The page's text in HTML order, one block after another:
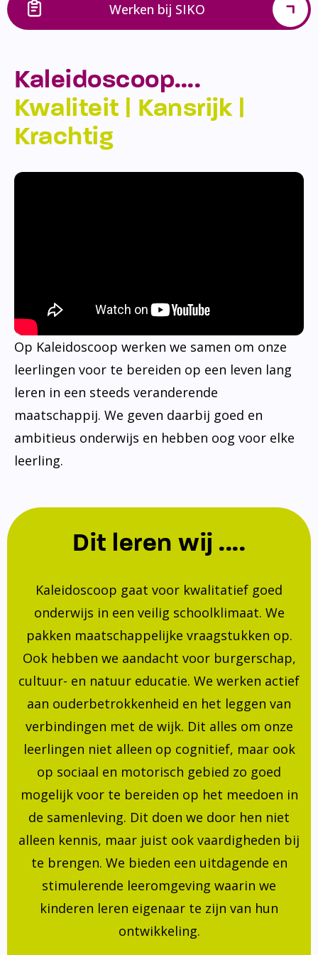
Werken bij SIKO
Kaleidoscoop….
Kwaliteit | Kansrijk |
Krachtig
Op Kaleidoscoop werken we samen om onze
leerlingen voor te bereiden op een leven lang
leren in een steeds veranderende
maatschappij. We geven daarbij goed en
ambitieus onderwijs en hebben oog voor elke
leerling.
Dit leren wij ....
Kaleidoscoop gaat voor kwalitatief goed
onderwijs in een veilig schoolklimaat. We
pakken maatschappelijke vraagstukken op.
Ook hebben we aandacht voor burgerschap,
cultuur- en natuur educatie. We werken actief
aan ouderbetrokkenheid en het leggen van
verbindingen met de wijk. Dit alles om onze
leerlingen niet alleen op cognitief, maar ook
op sociaal en motorisch gebied zo goed
mogelijk voor te bereiden op het meedoen in
de samenleving. Dit doen we door hen niet
alleen kennis, maar juist ook vaardigheden bij
te brengen. We bieden een uitdagende en
stimulerende leeromgeving waarin we
kinderen leren eigenaar te zijn van hun
ontwikkeling.